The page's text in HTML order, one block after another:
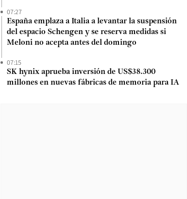
07:27
España emplaza a Italia a levantar la suspensión
del espacio Schengen y se reserva medidas si
Meloni no acepta antes del domingo
07:15
SK hynix aprueba inversión de US$38.300
millones en nuevas fábricas de memoria para IA